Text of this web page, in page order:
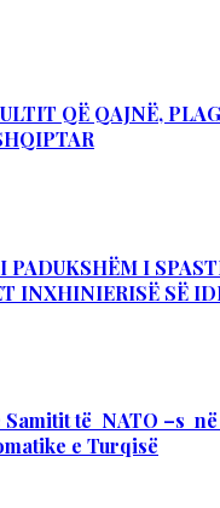
QË QAJNË,
PADUKSHËM I
INXHINIERISË SË
Samitit të NATO –s
e Turqisë